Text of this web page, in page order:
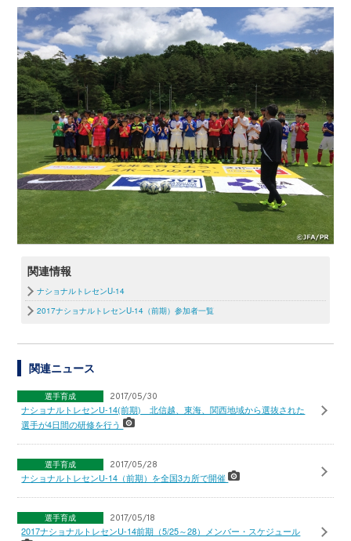
関連情報
ナショナルトレセンU-14
2017ナショナルトレセンU-14（前期）参加者一覧
関連ニュース
選手育成 2017/05/30
ナショナルトレセンU-14(前期) 北信越、東海、関西地域から選抜された
選手が4日間の研修を行う
選手育成 2017/05/28
ナショナルトレセンU-14（前期）を全国3カ所で開催
選手育成 2017/05/18
2017ナショナルトレセンU-14前期（5/25～28）メンバー・スケジュール